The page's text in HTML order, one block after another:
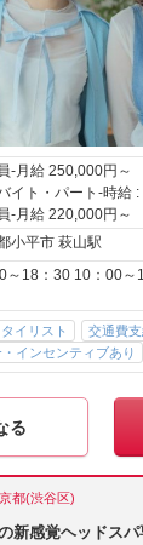
-月給 250,000円～
イト・パート-時給 :
-月給 220,000円～
小平市 萩山駅
：30 10：00～19：00 ※店舗によ
イリスト 交通費
インセンティブあり
る
都(渋谷区)
新感覚ヘッドス